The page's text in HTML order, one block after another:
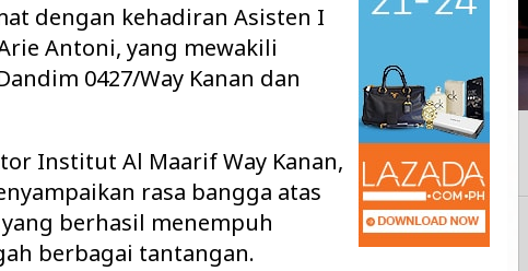
dengan kehadiran Asisten I
Antoni, yang mewakili
0427/Way Kanan dan
Institut Al Maarif Way Kanan,
rasa bangga atas
berhasil menempuh
berbagai tantangan.